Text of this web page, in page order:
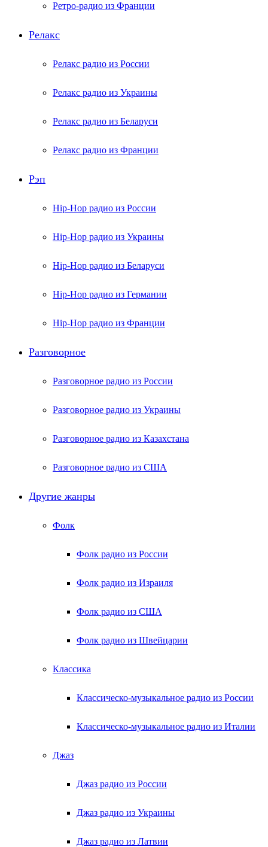
Ретро-радио из Франции
Релакс
Релакс радио из России
Релакс радио из Украины
Релакс радио из Беларуси
Релакс радио из Франции
Рэп
Hip-Hop радио из России
Hip-Hop радио из Украины
Hip-Hop радио из Беларуси
Hip-Hop радио из Германии
Hip-Hop радио из Франции
Разговорное
Разговорное радио из России
Разговорное радио из Украины
Разговорное радио из Казахстана
Разговорное радио из США
Другие жанры
Фолк
Фолк радио из России
Фолк радио из Израиля
Фолк радио из США
Фолк радио из Швейцарии
Классика
Классическо-музыкальное радио из России
Классическо-музыкальное радио из Италии
Джаз
Джаз радио из России
Джаз радио из Украины
Джаз радио из Латвии